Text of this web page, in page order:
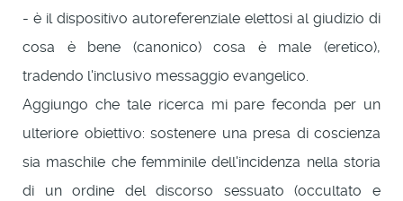
- è il dispositivo autoreferenziale elettosi al giudizio di
cosa è bene (canonico) cosa è male (eretico),
tradendo l'inclusivo messaggio evangelico.
Aggiungo che tale ricerca mi pare feconda per un
ulteriore obiettivo: sostenere una presa di coscienza
sia maschile che femminile dell'incidenza nella storia
di un ordine del discorso sessuato (occultato e